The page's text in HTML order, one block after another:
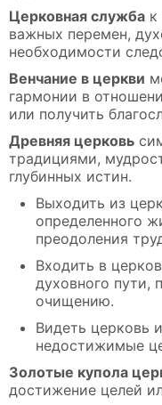
Церковная служба к
важных перемен,
необходимости
Венчание в церкви
гармонии в
или получить
Древняя церковь
традициями,
глубинных истин.
Выходить из
определенного
преодоления
Входить в
духовного пути,
очищению.
Видеть церковь
недостижимые
Золотые купола
достижение целей